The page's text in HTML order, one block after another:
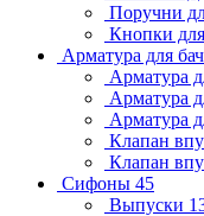
Поручни
Кнопки
Арматура для
Арматура
Арматура
Арматура
Клапан
Клапан
Сифоны 45
Выпуски